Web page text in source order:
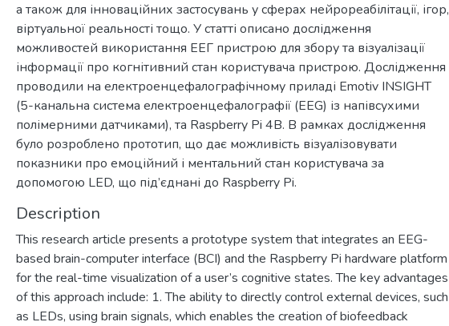
а також для інноваційних застосувань у сферах нейрореабілітації, ігор,
віртуальної реальності тощо. У статті описано дослідження
можливостей використання ЕЕГ пристрою для збору та візуалізації
інформації про когнітивний стан користувача пристрою. Дослідження
проводили на електроенцефалографічному приладі Emotiv INSIGHT
(5-канальна система електроенцефалографії (EEG) із напівсухими
полімерними датчиками), та Raspberry Pi 4B. В рамках дослідження
було розроблено прототип, що дає можливість візуалізовувати
показники про емоційний і ментальний стан користувача за
допомогою LED, що під’єднані до Raspberry Pi.
Description
This research article presents a prototype system that integrates an EEG-
based brain-computer interface (BCI) and the Raspberry Pi hardware platform
for the real-time visualization of a user’s cognitive states. The key advantages
of this approach include: 1. The ability to directly control external devices, such
as LEDs, using brain signals, which enables the creation of biofeedback